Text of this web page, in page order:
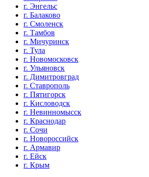
г. Энгельс
г. Балаково
г. Смоленск
г. Тамбов
г. Мичуринск
г. Тула
г. Новомосковск
г. Ульяновск
г. Димитровград
г. Ставрополь
г. Пятигорск
г. Кисловодск
г. Невинномысск
г. Краснодар
г. Сочи
г. Новороссийск
г. Армавир
г. Ейск
г. Крым